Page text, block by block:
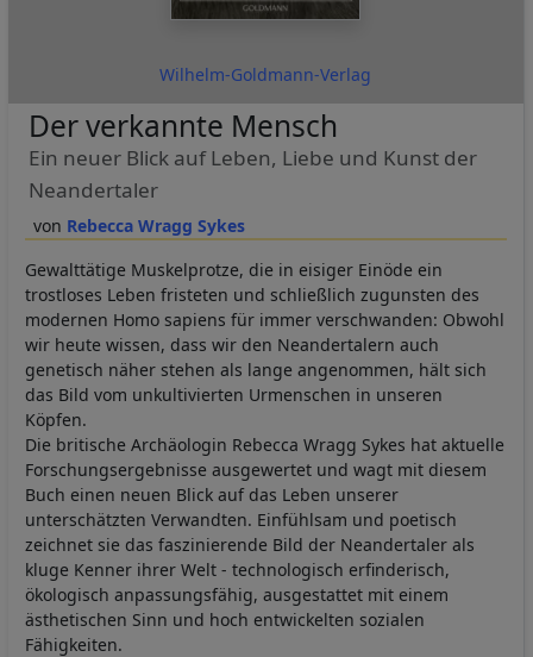
Wilhelm-Goldmann-Verlag
Rebecca Wragg Sykes
Der verkannte Mensch
Ein neuer Blick auf Leben, Liebe und Kunst der
Neandertaler
Gewalttätige Muskelprotze, die in eisiger Einöde ein
trostloses Leben fristeten und schließlich zugunsten des
modernen Homo sapiens für immer verschwanden: Obwohl
wir heute wissen, dass wir den Neandertalern auch
genetisch näher stehen als lange angenommen, hält sich
das Bild vom unkultivierten Urmenschen in unseren
Köpfen.
Die britische Archäologin Rebecca Wragg Sykes hat aktuelle
Forschungsergebnisse ausgewertet und wagt mit diesem
Buch einen neuen Blick auf das Leben unserer
unterschätzten Verwandten. Einfühlsam und poetisch
zeichnet sie das faszinierende Bild der Neandertaler als
kluge Kenner ihrer Welt - technologisch erfinderisch,
ökologisch anpassungsfähig, ausgestattet mit einem
ästhetischen Sinn und hoch entwickelten sozialen
Fähigkeiten.